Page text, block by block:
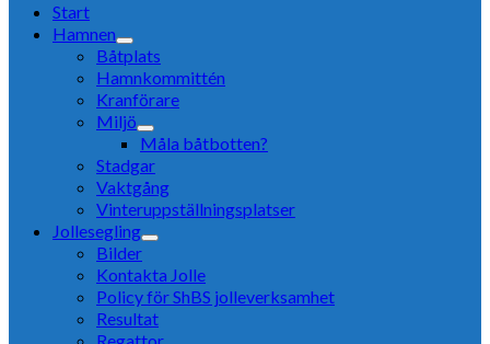
Start
Hamnen
Båtplats
Hamnkommittén
Kranförare
Miljö
Måla båtbotten?
Stadgar
Vaktgång
Vinteruppställningsplatser
Jollesegling
Bilder
Kontakta Jolle
Policy för ShBS jolleverksamhet
Resultat